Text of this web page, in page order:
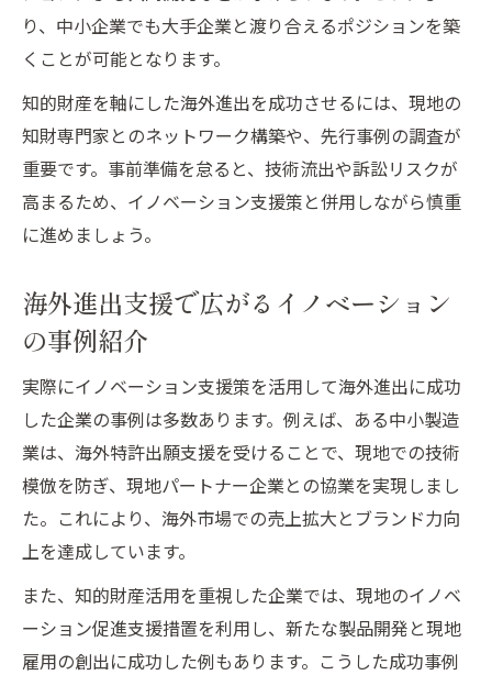
り、中小企業でも大手企業と渡り合えるポジションを築
くことが可能となります。
知的財産を軸にした海外進出を成功させるには、現地の
知財専門家とのネットワーク構築や、先行事例の調査が
重要です。事前準備を怠ると、技術流出や訴訟リスクが
高まるため、イノベーション支援策と併用しながら慎重
に進めましょう。
海外進出支援で広がるイノベーション
の事例紹介
実際にイノベーション支援策を活用して海外進出に成功
した企業の事例は多数あります。例えば、ある中小製造
業は、海外特許出願支援を受けることで、現地での技術
模倣を防ぎ、現地パートナー企業との協業を実現しまし
た。これにより、海外市場での売上拡大とブランド力向
上を達成しています。
また、知的財産活用を重視した企業では、現地のイノベ
ーション促進支援措置を利用し、新たな製品開発と現地
雇用の創出に成功した例もあります。こうした成功事例